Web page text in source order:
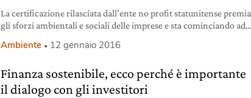
La certificazione rilasciata dall’ente no profit statunitense premia
gli sforzi ambientali e sociali delle imprese e sta cominciando ad
Ambiente 12 gennaio 2016
Finanza sostenibile, ecco perché è importante
il dialogo con gli investitori